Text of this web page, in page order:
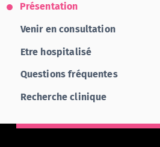
Présentation
Venir en consultation
Etre hospitalisé
Questions fréquentes
Recherche clinique